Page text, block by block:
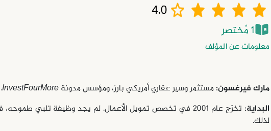
4.0
1 مُختصر
معلومات عن المؤلف
مارك فيرغسون:مستثمر وسير عقاري أمريكي بارز، ومؤسس مدونةInvestFourMore
.
البداية:
تخرّج عام 2001 في تخصص تمويل الأعمال. لم يجد وظيفة تلبي
لذلك.